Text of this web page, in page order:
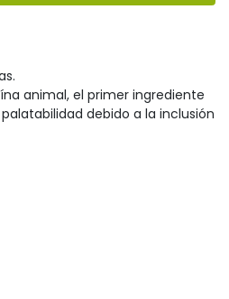
animal, el primer ingrediente
debido a la inclusión